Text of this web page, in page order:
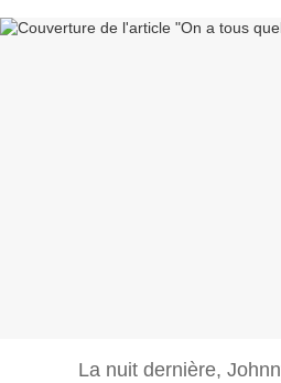
La nuit dernière,